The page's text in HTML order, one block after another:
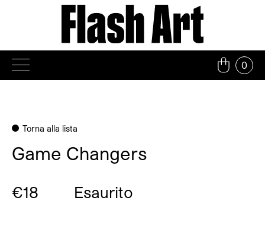
0
Torna alla lista
Game Changers
€18 Esaurito